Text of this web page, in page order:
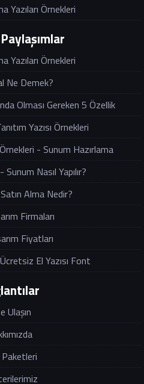
Yazıları Örnekleri
Yazıları Örnekleri
Ne Demek?
Olması Gereken 5 Özellik
Yazısı Örnekleri
- Sunum Hazırlama
Nasıl Yapılır?
Alma Nedir?
Firmaları
Fiyatları
El Yazısı Font
Ulaşın
Paketleri